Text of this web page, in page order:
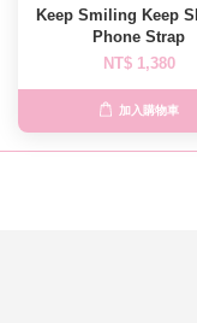
Keep Smiling Keep
Phone Strap
NT$ 1,380
加入購物車